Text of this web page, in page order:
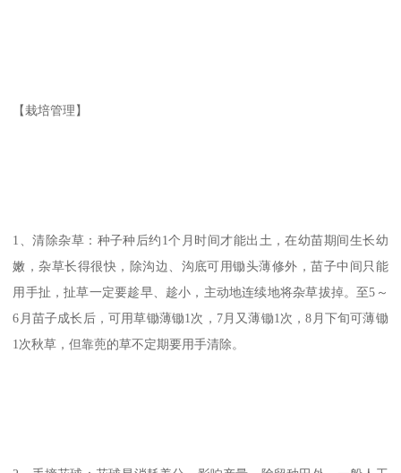
【栽培管理】
1、清除杂草：种子种后约1个月时间才能出土，在幼苗期间生长幼
嫩，杂草长得很快，除沟边、沟底可用锄头薄修外，苗子中间只能
用手扯，扯草一定要趁早、趁小，主动地连续地将杂草拔掉。至5～
6月苗子成长后，可用草锄薄锄1次，7月又薄锄1次，8月下旬可薄锄
1次秋草，但靠蔸的草不定期要用手清除。